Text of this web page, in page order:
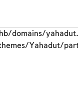
domains/
Yahadut/